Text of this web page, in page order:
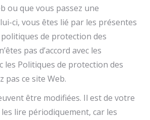
ou que vous passez une
ci, vous êtes lié par les présentes
de protection des
pas d’accord avec les
les Politiques de protection des
pas ce site Web.
être modifiées. Il est de votre
lire périodiquement, car les